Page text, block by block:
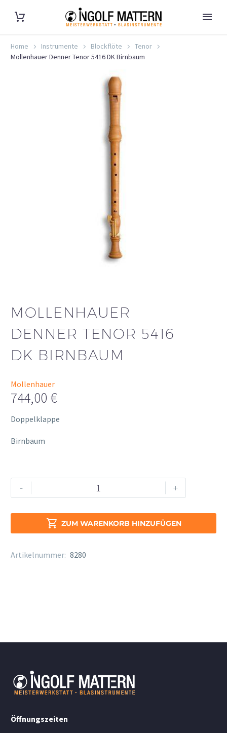
Home Instrumente Blockflöte
Tenor
Mollenhauer Denner Tenor 5416 DK Birnbaum
MOLLENHAUER
DENNER TENOR 5416
DK BIRNBAUM
Mollenhauer
744,00 €
Doppelklappe
Birnbaum
-
Mollenhauer
Denner
DK
Menge
+
 ZUM WARENKORB HINZUFÜGEN
Alternative:
Artikelnummer: 8280
Öffnungszeiten